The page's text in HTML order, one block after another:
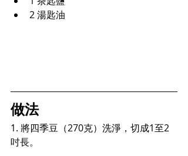
2 湯匙油
做法
1. 將四季豆（270克）洗淨，切成1至2
吋長。